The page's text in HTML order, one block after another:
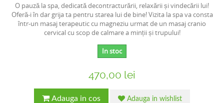
O pauză la spa, dedicată decontracturării, relaxării și vindecării lui!
Oferă-i în dar grija ta pentru starea lui de bine! Vizita la spa va consta
într-un masaj terapeutic cu magneziu urmat de un masaj cranio
cervical cu scop de calmare a minții și trupului!
In stoc
470,00 lei
Adauga in cos Adauga in wishlist